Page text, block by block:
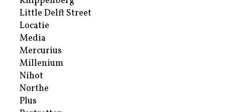
Little Delft Street
Locatie
Media
Mercurius
Millenium
Nihot
Northe
Plus